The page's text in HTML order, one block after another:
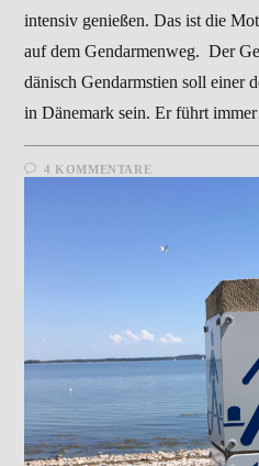
intensiv genießen. Das ist die
auf dem Gendarmenweg. Der
dänisch Gendarmstien soll einer
in Dänemark sein. Er führt
4 KOMMENTARE